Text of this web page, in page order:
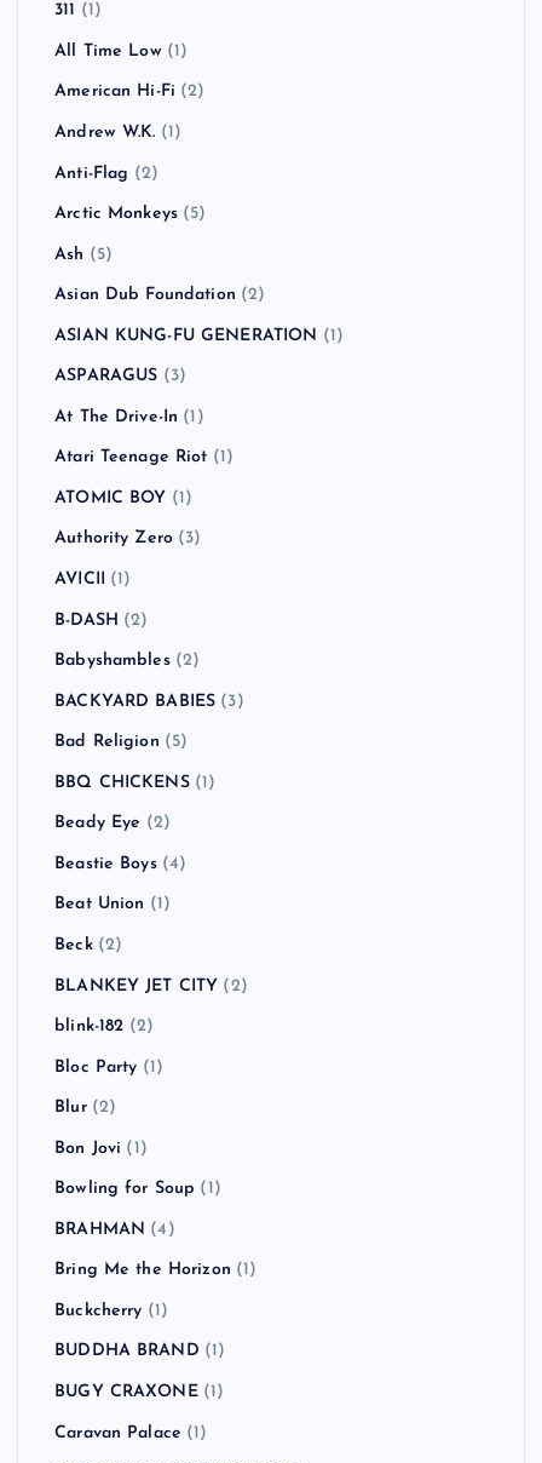
311 (1)
All Time Low(1)
American Hi-Fi (2)
Andrew W.K. (1)
Anti-Flag (2)
Arctic Monkeys (5)
Ash (5)
Asian Dub Foundation (2)
ASIAN KUNG-FU GENERATION (1)
ASPARAGUS (3)
At The Drive-In (1)
Atari Teenage Riot (1)
ATOMIC BOY (1)
Authority Zero (3)
AVICII (1)
B-DASH (2)
Babyshambles(2)
BACKYARD BABIES (3)
Bad Religion (5)
BBQ CHICKENS(1)
Beady Eye (2)
Beastie Boys(4)
Beat Union (1)
Beck(2)
BLANKEY JET CITY (2)
blink-182 (2)
Bloc Party (1)
Blur(2)
Bon Jovi (1)
Bowling for Soup (1)
BRAHMAN (4)
Bring Me the Horizon (1)
Buckcherry (1)
BUDDHA BRAND (1)
BUGY CRAXONE(1)
Caravan Palace (1)